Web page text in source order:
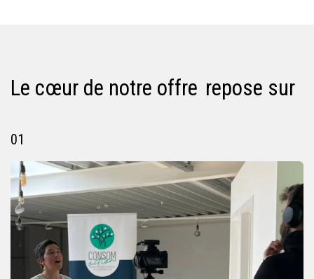
Le cœur de notre offre repose sur
01